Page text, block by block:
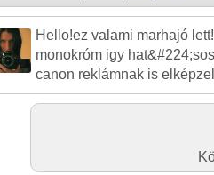
Hello!ez valami marhajó
monokróm igy
canon reklámnak is